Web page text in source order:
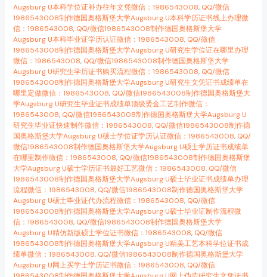
Augsburg U本科学位证补办往年文凭微信：1986543008, QQ/微信
1986543008制作德国奥格斯堡大学Augsburg U本科学历证书线上办理微
信：1986543008, QQ/微信1986543008制作德国奥格斯堡大学
Augsburg U本科毕业证学历认证微信：1986543008, QQ/微信
1986543008制作德国奥格斯堡大学Augsburg U研究生学位证在哪里办理
微信：1986543008, QQ/微信1986543008制作德国奥格斯堡大学
Augsburg U研究生学历证书购买流程微信：1986543008, QQ/微信
1986543008制作德国奥格斯堡大学Augsburg U研究生文凭证书成绩单在
哪里定做微信：1986543008, QQ/微信1986543008制作德国奥格斯堡大
学Augsburg U研究生毕业证书成绩单顶级烫金工艺制作微信：
1986543008, QQ/微信1986543008制作德国奥格斯堡大学Augsburg U
研究生毕业证快速制作微信：1986543008, QQ/微信1986543008制作德
国奥格斯堡大学Augsburg U硕士学位证学历认证微信：1986543008, QQ/
微信1986543008制作德国奥格斯堡大学Augsburg U硕士学历证书成绩单
在哪里制作微信：1986543008, QQ/微信1986543008制作德国奥格斯堡
大学Augsburg U硕士学历证书最好工艺微信：1986543008, QQ/微信
1986543008制作德国奥格斯堡大学Augsburg U硕士毕业证书成绩单办理
流程微信：1986543008, QQ/微信1986543008制作德国奥格斯堡大学
Augsburg U硕士毕业证代办流程微信：1986543008, QQ/微信
1986543008制作德国奥格斯堡大学Augsburg U硕士毕业证制作流程微
信：1986543008, QQ/微信1986543008制作德国奥格斯堡大学
Augsburg U精仿新版硕士学位证书微信：1986543008, QQ/微信
1986543008制作德国奥格斯堡大学Augsburg U精美工艺本科学位证书成
绩单微信：1986543008, QQ/微信1986543008制作德国奥格斯堡大学
Augsburg U网上买学士学历证书微信：1986543008, QQ/微信